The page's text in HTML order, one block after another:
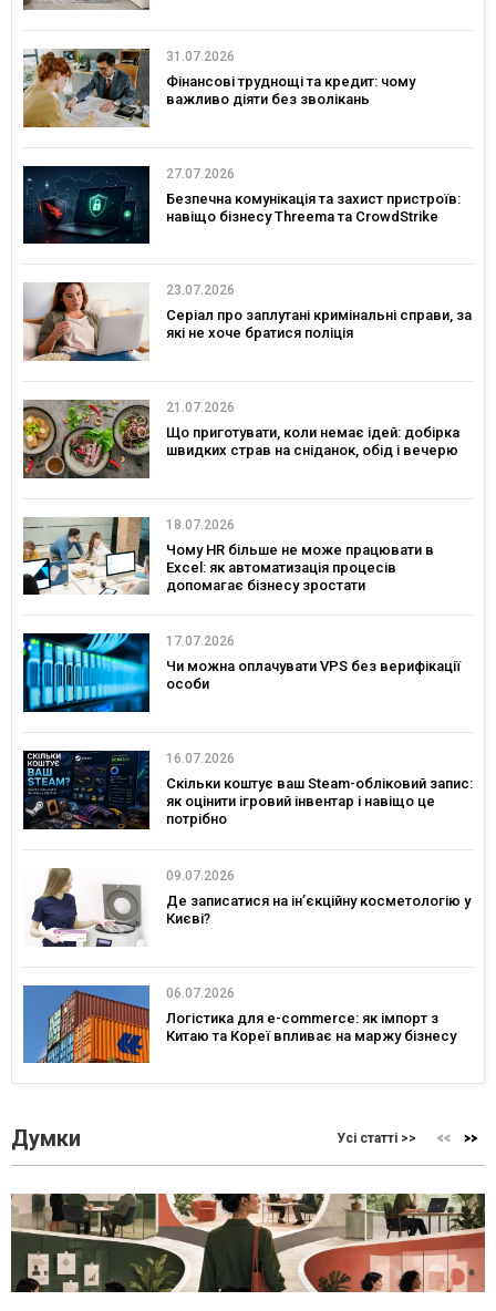
31.07.2026
Фінансові труднощі та кредит: чому
важливо діяти без зволікань
27.07.2026
Безпечна комунікація та захист пристроїв:
навіщо бізнесу Threema та CrowdStrike
23.07.2026
Серіал про заплутані кримінальні справи, за
які не хоче братися поліція
21.07.2026
Що приготувати, коли немає ідей: добірка
швидких страв на сніданок, обід і вечерю
18.07.2026
Чому HR більше не може працювати в
Excel: як автоматизація процесів
допомагає бізнесу зростати
17.07.2026
Чи можна оплачувати VPS без верифікації
особи
16.07.2026
Скільки коштує ваш Steam-обліковий запис:
як оцінити ігровий інвентар і навіщо це
потрібно
09.07.2026
Де записатися на ін’єкційну косметологію у
Києві?
06.07.2026
Логістика для e-commerce: як імпорт з
Китаю та Кореї впливає на маржу бізнесу
Думки Усі статті >>